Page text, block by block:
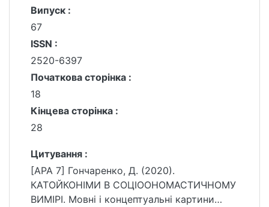
Випуск :
67
ISSN :
2520-6397
Початкова сторінка :
18
Кінцева сторінка :
28
Цитування :
[APA 7] Гончаренко, Д. (2020).
КАТОЙКОНІМИ В СОЦІООНОМАСТИЧНОМУ
ВИМІРІ. Мовні і концептуальні картини